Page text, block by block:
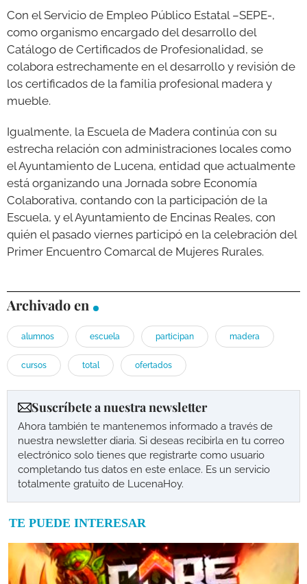
Con el Servicio de Empleo Público Estatal –SEPE-,
como organismo encargado del desarrollo del
Catálogo de Certificados de Profesionalidad, se
colabora estrechamente en el desarrollo y revisión de
los certificados de la familia profesional madera y
mueble.
Igualmente, la Escuela de Madera continúa con su
estrecha relación con administraciones locales como
el Ayuntamiento de Lucena, entidad que actualmente
está organizando una Jornada sobre Economía
Colaborativa, contando con la participación de la
Escuela, y el Ayuntamiento de Encinas Reales, con
quién el pasado viernes participó en la celebración del
Primer Encuentro Comarcal de Mujeres Rurales.
Archivado en
alumnos escuela participan madera
cursos total ofertados
Suscríbete a nuestra newsletter
Ahora también te mantenemos informado a través de
nuestra newsletter diaria. Si deseas recibirla en tu correo
electrónico solo tienes que registrarte como usuario
completando tus datos en este enlace. Es un servicio
totalmente gratuito de LucenaHoy.
TE PUEDE INTERESAR